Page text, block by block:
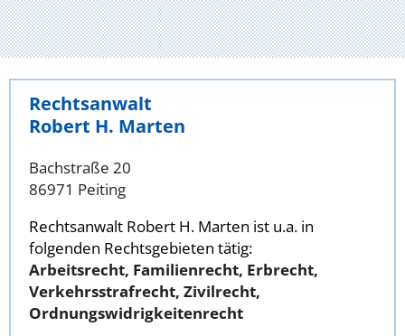
Rechtsanwalt
Robert H. Marten
Bachstraße 20
86971 Peiting
Rechtsanwalt Robert H. Marten ist u.a. in
folgenden Rechtsgebieten tätig:
Arbeitsrecht, Familienrecht, Erbrecht,
Verkehrsstrafrecht, Zivilrecht,
Ordnungswidrigkeitenrecht